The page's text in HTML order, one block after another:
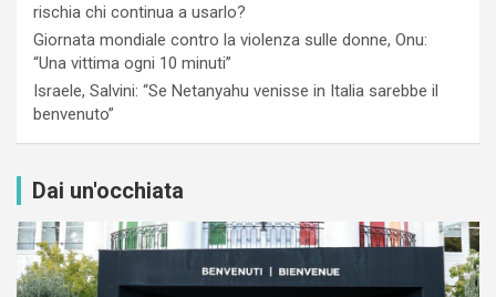
rischia chi continua a usarlo?
Giornata mondiale contro la violenza sulle donne, Onu:
“Una vittima ogni 10 minuti”
Israele, Salvini: “Se Netanyahu venisse in Italia sarebbe il
benvenuto”
Dai un'occhiata